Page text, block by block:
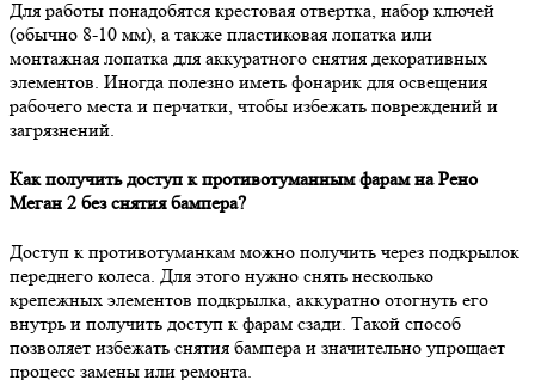
Для работы понадобятся крестовая отвертка, набор ключей
(обычно 8-10 мм), а также пластиковая лопатка или
монтажная лопатка для аккуратного снятия декоративных
элементов. Иногда полезно иметь фонарик для освещения
рабочего места и перчатки, чтобы избежать повреждений и
загрязнений.
Как получить доступ к противотуманным фарам на Рено
Меган 2 без снятия бампера?
Доступ к противотуманкам можно получить через подкрылок
переднего колеса. Для этого нужно снять несколько
крепежных элементов подкрылка, аккуратно отогнуть его
внутрь и получить доступ к фарам сзади. Такой способ
позволяет избежать снятия бампера и значительно упрощает
процесс замены или ремонта.